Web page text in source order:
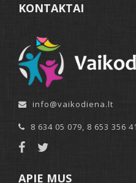
KONTAKTAI
info@vaikodiena.lt
8 634 05 079, 8 653 356 41
APIE MUS